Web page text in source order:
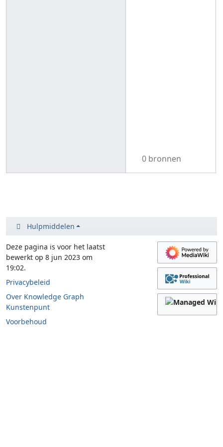
0 bronnen
Hulpmiddelen
Deze pagina is voor het laatst
bewerkt op 8 jun 2023 om
19:02.
Privacybeleid
Over Knowledge Graph
Kunstenpunt
Voorbehoud